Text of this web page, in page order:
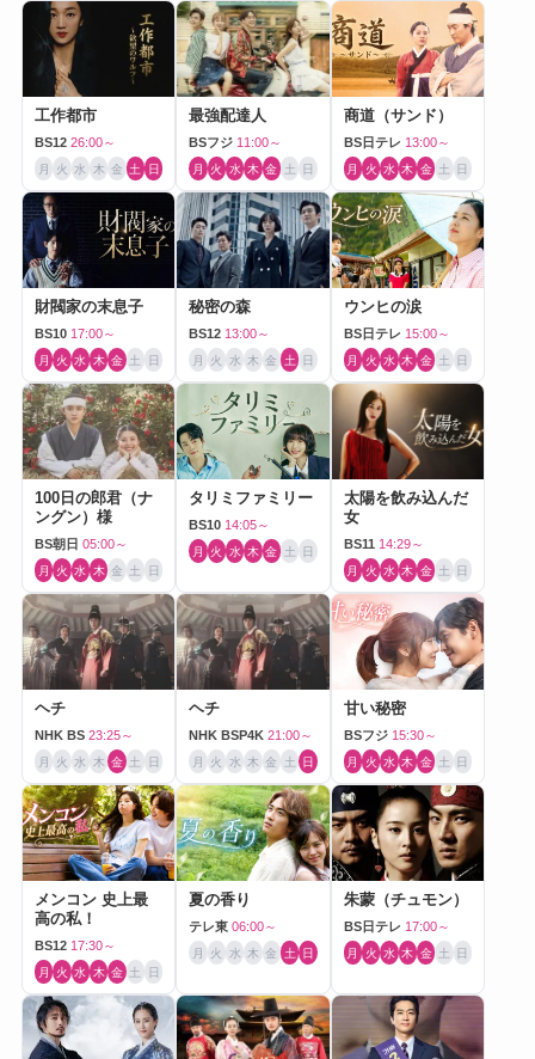
工作都市
BS12 26:00～
月 火 水 木 金 土 日
最強配達人
BSフジ 11:00～
月 火 水 木 金 土 日
商道（サンド）
BS日テレ 13:00～
月 火 水 木 金 土 日
財閥家の末息子
BS10 17:00～
月 火 水 木 金 土 日
秘密の森
BS12 13:00～
月 火 水 木 金 土 日
ウンヒの涙
BS日テレ 15:00～
月 火 水 木 金 土 日
100日の郎君（ナ
ングン）様
BS朝日 05:00～
月 火 水 木 金 土 日
タリミファミリー
BS10 14:05～
月 火 水 木 金 土 日
太陽を飲み込んだ
女
BS11 14:29～
月 火 水 木 金 土 日
ヘチ
NHK BS 23:25～
月 火 水 木 金 土 日
ヘチ
NHK BSP4K 21:00～
月 火 水 木 金 土 日
甘い秘密
BSフジ 15:30～
月 火 水 木 金 土 日
メンコン 史上最
高の私！
BS12 17:30～
月 火 水 木 金 土 日
夏の香り
テレ東 06:00～
月 火 水 木 金 土 日
朱蒙（チュモン）
BS日テレ 17:00～
月 火 水 木 金 土 日